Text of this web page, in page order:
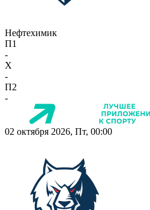
Нефтехимик
П1
-
X
-
П2
-
02 октября 2026, Пт, 00:00